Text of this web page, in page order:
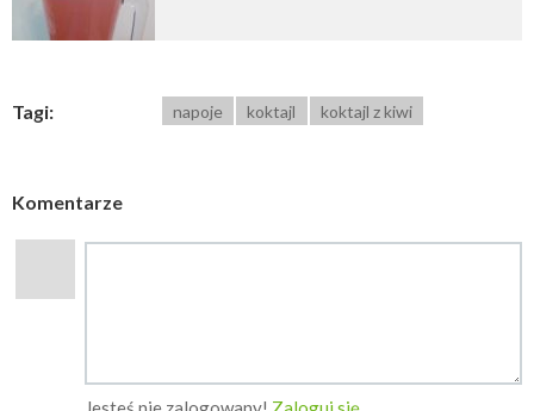
Tagi: napoje koktajl koktajl z kiwi
Komentarze